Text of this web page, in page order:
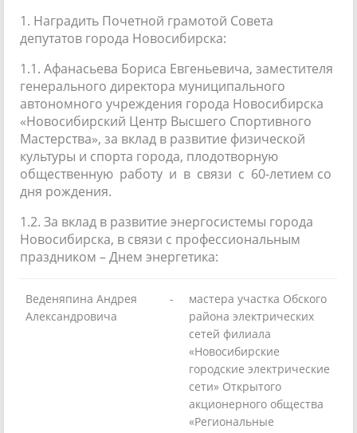
1. Наградить Почетной грамотой Совета
депутатов города Новосибирска:
1.1. Афанасьева Бориса Евгеньевича, заместителя
генерального директора муниципального
автономного учреждения города Новосибирска
«Новосибирский Центр Высшего Спортивного
Мастерства», за вклад в развитие физической
культуры и спорта города, плодотворную
общественную работу и в связи с 60-летием со
дня рождения.
1.2. За вклад в развитие энергосистемы города
Новосибирска, в связи с профессиональным
праздником – Днем энергетика:
Веденяпина Андрея
Александровича
-
мастера участка Обского
района электрических
сетей филиала
«Новосибирские
городские электрические
сети» Открытого
акционерного общества
«Региональные